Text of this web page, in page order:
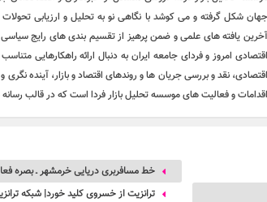
جهان شکل گرفته و می کوشد با نگاهی نو به تحلیل و ارزیابی
آخرین یافته های علمی و ضمن پرهیز از تقسیم بندی های رایج سیاسی
اقتصادی امروز و فردای جامعه ایران به دنبال ارائه راهکارهایی
اقتصادی، نقد و بررسی جریان ها و روندهای اقتصاد و بازار، آینده
اقدامات و فعالیت های موسسه تحلیل بازار فردا است که در قالب
خط مسافربری دریایی خرمشهر ـ بصره
ترانزیت از خسروی کلید خورد| شبکه